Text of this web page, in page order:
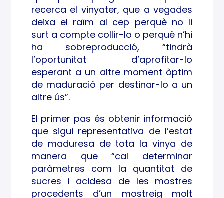
recerca el vinyater, que a vegades
deixa el raïm al cep perquè no li
surt a compte collir-lo o perquè n’hi
ha sobreproducció, “tindrà
l’oportunitat d’aprofitar-lo
esperant a un altre moment òptim
de maduració per destinar-lo a un
altre ús”.
El primer pas és obtenir informació
que sigui representativa de l’estat
de maduresa de tota la vinya de
manera que “cal determinar
paràmetres com la quantitat de
sucres i acidesa de les mostres
procedents d’un mostreig molt